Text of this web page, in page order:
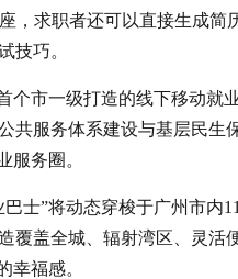
，求职者还可以直接生成
技巧。
个市一级打造的线下移动就
共服务体系建设与基层民生
服务圈。
士”将动态穿梭于广州市内
覆盖全城、辐射湾区、灵活
幸福感。